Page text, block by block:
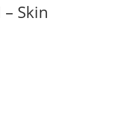
– Skin